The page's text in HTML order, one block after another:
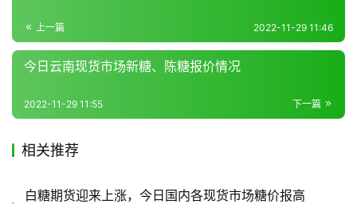
地
频
产
上一篇 2022-11-29 11:46
今日云南现货市场新糖、陈糖报价情况
下一篇
2022-11-29 11:55
相关推荐
白糖期货迎来上涨，今日国内各现货市场糖价报高